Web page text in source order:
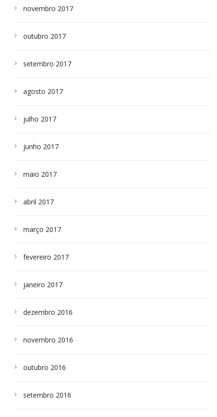
novembro 2017
outubro 2017
setembro 2017
agosto 2017
julho 2017
junho 2017
maio 2017
abril 2017
março 2017
fevereiro 2017
janeiro 2017
dezembro 2016
novembro 2016
outubro 2016
setembro 2016